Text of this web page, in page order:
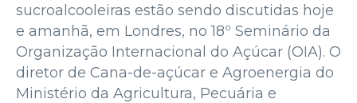
sucroalcooleiras estão sendo discutidas hoje
e amanhã, em Londres, no 18º Seminário da
Organização Internacional do Açúcar (OIA). O
diretor de Cana-de-açúcar e Agroenergia do
Ministério da Agricultura, Pecuária e